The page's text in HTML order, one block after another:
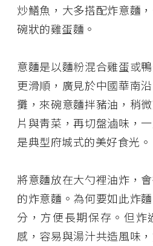
炒鱔魚，大多搭配炸意麵
碗狀的雞蛋麵。
意麵是以麵粉混合雞蛋或
更滑順，廣見於中國華南
攤，來碗意麵拌豬油，稍
片與靑菜，再切盤滷味，
是典型府城式的美好食光。
將意麵放在大勺裡油炸，
的炸意麵。為何要如此炸
分，方便長期保存。但炸
感，容易與湯汁共造風味